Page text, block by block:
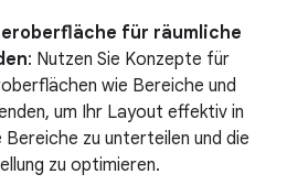
für räumliche
: Nutzen Sie Konzepte für
wie Bereiche und
um Ihr Layout effektiv in
zu unterteilen und die
zu optimieren.